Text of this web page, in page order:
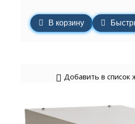
В корзину
Добавить в список